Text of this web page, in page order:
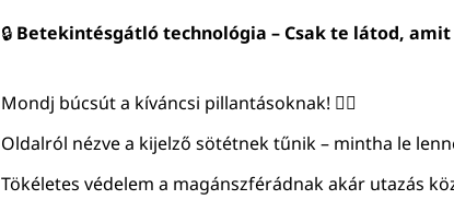
🔒 Betekintésgátló technológia – Csak te látod,
Mondj búcsút a kíváncsi pillantásoknak! 🙅‍♂️
Oldalról nézve a kijelző sötétnek tűnik – mintha le
Tökéletes védelem a magánszférádnak akár utazás